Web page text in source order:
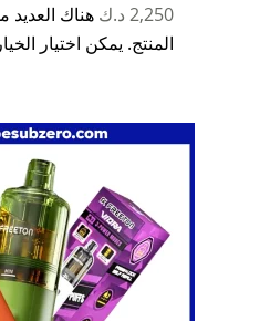
2,250 د.ك هناك العديد
المنتج. يمكن اختيار